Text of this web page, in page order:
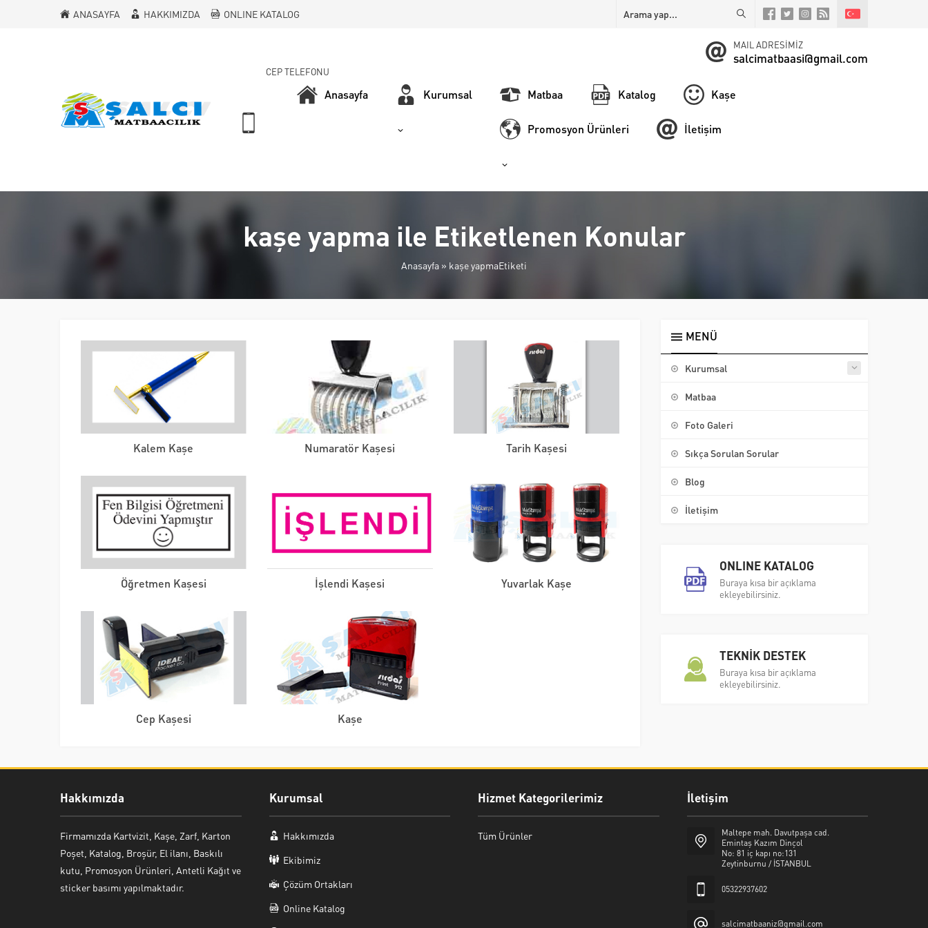
ANASAYFA HAKKIMIZDA ONLINE KATALOG
MAIL ADRESİMİZ
salcimatbaasi@gmail.com
CEP TELEFONU
Anasayfa Kurumsal Matbaa Katalog Kaşe
Promosyon Ürünleri İletişim
kaşe yapma ile Etiketlenen Konular
Anasayfa » kaşe yapmaEtiketi
Kalem Kaşe Numaratör Kaşesi Tarih Kaşesi
Öğretmen Kaşesi İşlendi Kaşesi Yuvarlak Kaşe
Cep Kaşesi Kaşe
MENÜ
Kurumsal
Matbaa
Foto Galeri
Sıkça Sorulan Sorular
Blog
İletişim
ONLINE KATALOG
Buraya kısa bir açıklama
ekleyebilirsiniz.
TEKNİK DESTEK
Buraya kısa bir açıklama
ekleyebilirsiniz.
Hakkımızda
Firmamızda Kartvizit, Kaşe, Zarf, Karton
Poşet, Katalog, Broşür, El ilanı, Baskılı
kutu, Promosyon Ürünleri, Antetli Kağıt ve
sticker basımı yapılmaktadır.
Kurumsal
Hakkımızda
Ekibimiz
Çözüm Ortakları
Online Katalog
Hizmet Kategorilerimiz
Tüm Ürünler
İletişim
Maltepe mah. Davutpaşa cad.
Emintaş Kazım Dinçol
No: 81 iç kapı no:131
Zeytinburnu / İSTANBUL
05322937602
salcimatbaaniz@gmail.com